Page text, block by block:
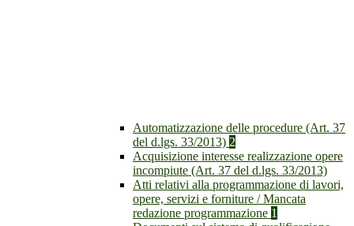
Automatizzazione delle procedure (Art. 37
del d.lgs. 33/2013) 2
Acquisizione interesse realizzazione opere
incompiute (Art. 37 del d.lgs. 33/2013)
Atti relativi alla programmazione di lavori,
opere, servizi e forniture / Mancata
redazione programmazione 1